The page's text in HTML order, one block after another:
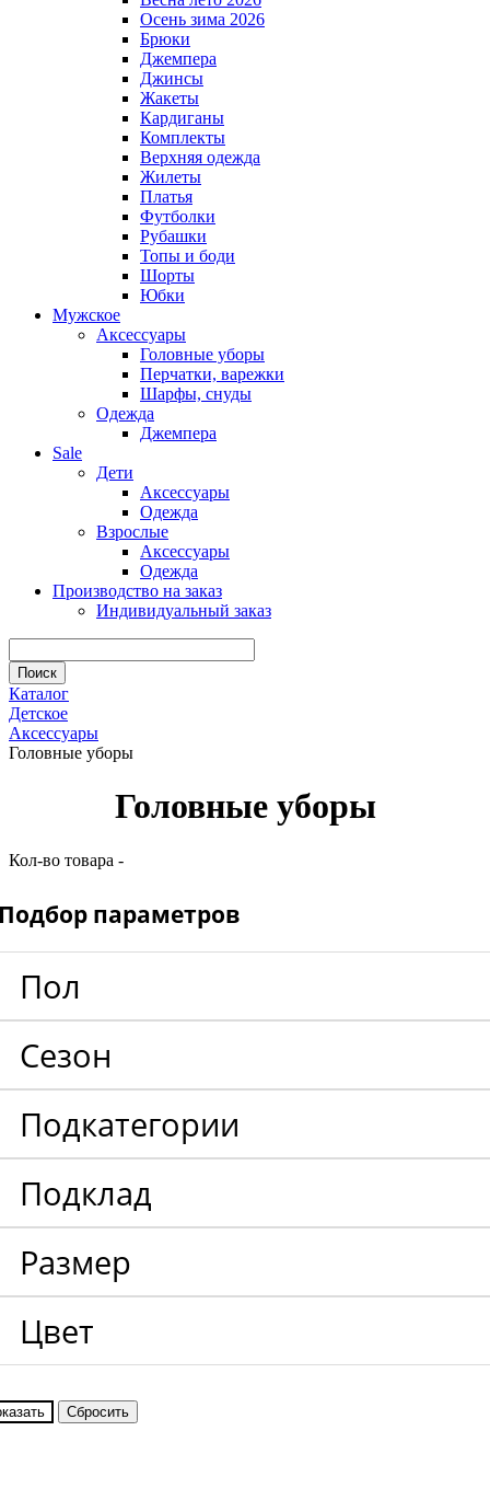
Осень зима 2026
Брюки
Джемпера
Джинсы
Жакеты
Кардиганы
Комплекты
Верхняя одежда
Жилеты
Платья
Футболки
Рубашки
Топы и боди
Шорты
Юбки
Мужское
Аксессуары
Головные уборы
Перчатки, варежки
Шарфы, снуды
Одежда
Джемпера
Sale
Дети
Аксессуары
Одежда
Взрослые
Аксессуары
Одежда
Производство на заказ
Индивидуальный заказ
Каталог
Детское
Аксессуары
Головные уборы
Головные уборы
Кол-во товара -
параметров
Пол
Сезон
Подкатегории
Подклад
Размер
Цвет